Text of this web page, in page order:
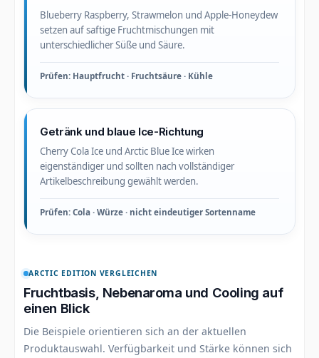
Blueberry Raspberry, Strawmelon und Apple-Honeydew
setzen auf saftige Fruchtmischungen mit
unterschiedlicher Süße und Säure.
Prüfen: Hauptfrucht · Fruchtsäure · Kühle
Getränk und blaue Ice-Richtung
Cherry Cola Ice und Arctic Blue Ice wirken
eigenständiger und sollten nach vollständiger
Artikelbeschreibung gewählt werden.
Prüfen: Cola · Würze · nicht eindeutiger Sortenname
ARCTIC EDITION VERGLEICHEN
Fruchtbasis, Nebenaroma und Cooling auf
einen Blick
Die Beispiele orientieren sich an der aktuellen
Produktauswahl. Verfügbarkeit und Stärke können sich